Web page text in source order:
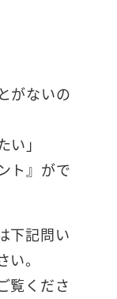
がないの
い」
ト』がで
下記問い
。
覧くださ